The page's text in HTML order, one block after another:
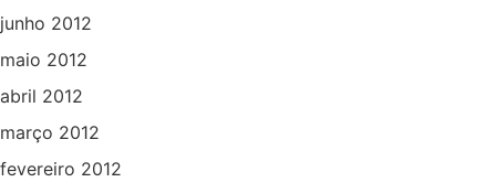
junho 2012
maio 2012
abril 2012
março 2012
fevereiro 2012